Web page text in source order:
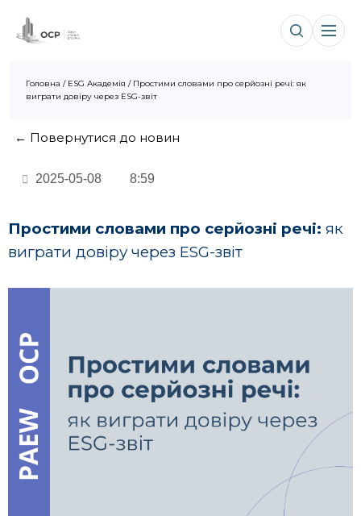
Головна / ESG Академія / Простими словами про серйозні речі: як
виграти довіру через ESG-звіт
← Повернутися до новин
2025-05-08 8:59
Простими словами про серйозні речі: як
виграти довіру через ESG-звіт